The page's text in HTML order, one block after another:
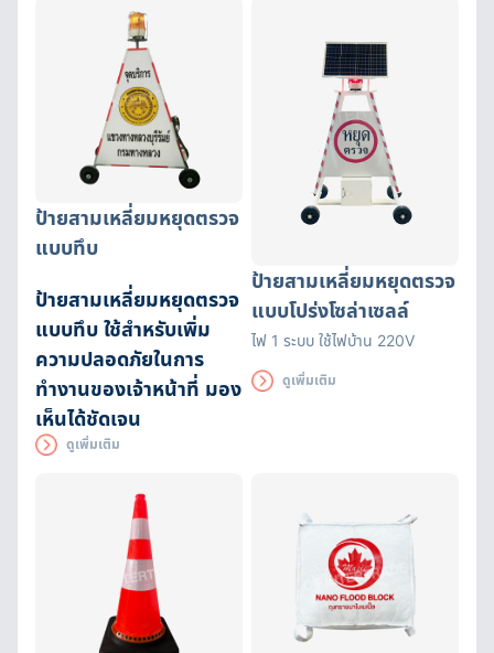
ป้ายสามเหลี่ยมหยุดตรวจ
แบบทึบ
ป้ายสามเหลี่ยมหยุดตรวจ
แบบทึบ ใช้สำหรับเพิ่ม
ความปลอดภัยในการ
ทำงานของเจ้าหน้าที่ มอง
เห็นได้ชัดเจน
ดูเพิ่มเติม
ป้ายสามเหลี่ยมหยุดตรวจ
แบบโปร่งโซล่าเซลล์
ไฟ 1 ระบบ ใช้ไฟบ้าน 220V
ดูเพิ่มเติม